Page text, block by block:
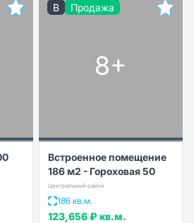
B Продажа
8+
Встроенное помещение
186 м2 - Гороховая 50
Центральный район
186 кв.м.
123,656 ₽ кв.м.